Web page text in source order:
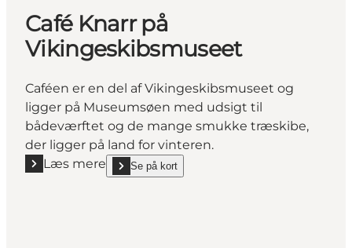
Café Knarr på
Vikingeskibsmuseet
Caféen er en del af Vikingeskibsmuseet og
ligger på Museumsøen med udsigt til
bådeværftet og de mange smukke træskibe,
der ligger på land for vinteren.
Læs mere
Læs mere "Café Knarr på Vikingeskibsmuseet"
Se på kort
show Café Knarr på Vikingeskibsmuseet on_map